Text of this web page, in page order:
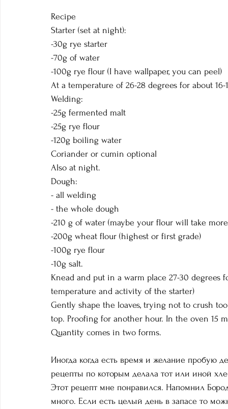
Recipe
Starter (set at night):
-30g rye starter
-70g of water
-100g rye flour (I have wallpaper, you can peel)
At a temperature of 26-28 degrees for about 16-
Welding:
-25g fermented malt
-25g rye flour
-120g boiling water
Coriander or cumin optional
Also at night.
Dough:
- all welding
- the whole dough
-210 g of water (maybe your flour will take
-200g wheat flour (highest or first grade)
-100g rye flour
-10g salt.
Knead and put in a warm place 27-30
temperature and activity of the starter)
Gently shape the loaves, trying not to crush
top. Proofing for another hour. In the oven 15
Quantity comes in two forms.
Иногда когда есть время и желание пробую
рецепты по которым делала тот или иной
Этот рецепт мне понравился. Напомнил
много. Если есть целый день в запасе то